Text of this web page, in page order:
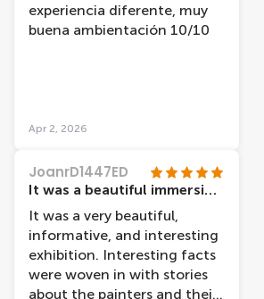
experiencia diferente, muy
buena ambientación 10/10
Apr 2, 2026
JoanrD1447ED
It was a beautiful immersion of paintings and light combine with information about the painters and their lives.
It was a very beautiful,
informative, and interesting
exhibition. Interesting facts
were woven in with stories
about the painters and their